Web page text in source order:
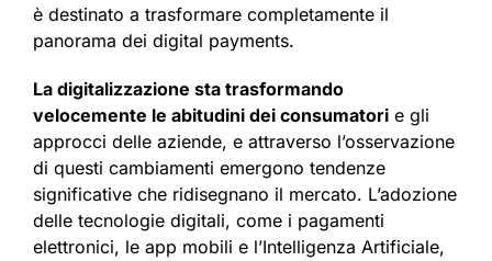
è destinato a trasformare completamente il
panorama dei digital payments.
La digitalizzazione sta trasformando
velocemente le abitudini dei consumatori e gli
approcci delle aziende, e attraverso l’osservazione
di questi cambiamenti emergono tendenze
significative che ridisegnano il mercato. L’adozione
delle tecnologie digitali, come i pagamenti
elettronici, le app mobili e l’Intelligenza Artificiale,